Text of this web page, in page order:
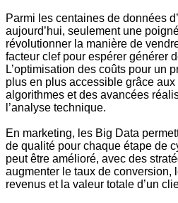
Parmi les centaines de données
aujourd’hui, seulement une
révolutionner la manière de
facteur clef pour espérer générer
L’optimisation des coûts pour un
plus en plus accessible grâce
algorithmes et des avancées
l’analyse technique.
En marketing, les Big Data
de qualité pour chaque étape de
peut être amélioré, avec des
augmenter le taux de conversion,
revenus et la valeur totale d’un